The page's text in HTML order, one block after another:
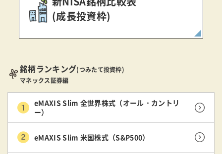
(成長投資枠)
銘柄ランキング(つみたて投資枠)
マネックス証券編
eMAXIS Slim 全世界株式（オール・カントリ
ー）
eMAXIS Slim 米国株式（S&P500）